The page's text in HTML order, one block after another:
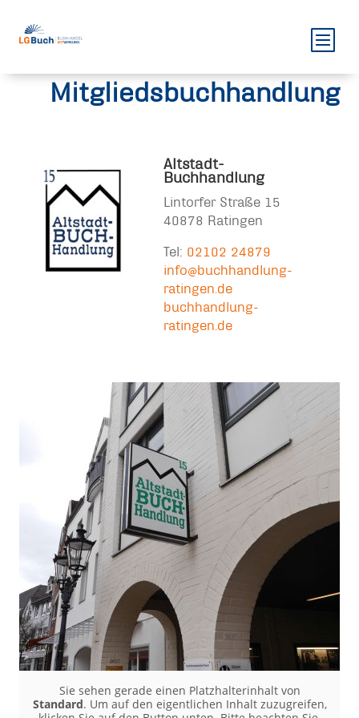
Mitgliedsbuchhandlung
Altstadt-
Buchhandlung
Lintorfer Straße 15
40878 Ratingen
Tel: 02102 24879
info@buchhandlung-
ratingen.de
buchhandlung-
ratingen.de
Sie sehen gerade einen Platzhalterinhalt von
Standard. Um auf den eigentlichen Inhalt zuzugreifen,